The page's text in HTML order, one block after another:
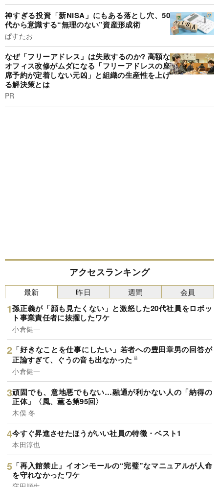
神すぎる投資「新NISA」にもある落とし穴、50
代から意識する“無理のない”資産形成術
ぱすたお
なぜ「フリーアドレス」は失敗するのか? 高額な
オフィス改修がムダになる「フリーアドレスの座
席予約が定着しない元凶」と組織の生産性を上げ
る解決策とは
PR
アクセスランキング
最新
孫正義が「顔も見たくない」と激怒した20代社員をロボッ
ト事業責任者に抜擢したワケ
小倉健一
「好きなことを仕事にしたい」若者への豊田章男の回答が
正論すぎて、ぐうの音も出なかった
小倉健一
頑固でも、意地悪でもない…融通が利かない人の「納得の
正体」〈風、薫る第95回〉
木俣 冬
今すぐ昇進させたほうがいい社員の特徴・ベスト1
本田淳也
「再入館禁止」イオンモールの“完璧”なマニュアルが人命
を守れなかったワケ
昨日 週間 会員